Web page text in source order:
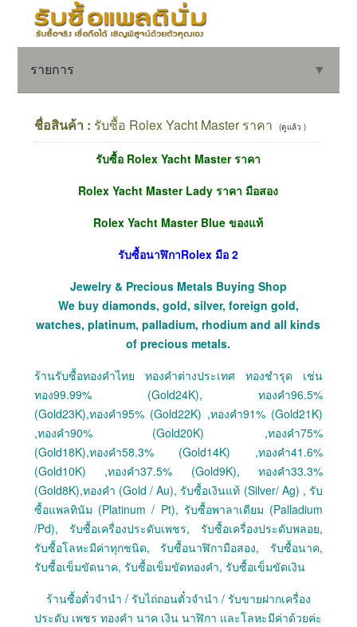
รายการ ▼
ชื่อสินค้า : รับซื้อ Rolex Yacht Master ราคา (ดูแล้ว )
รับซื้อ Rolex Yacht Master ราคา
Rolex Yacht Master Lady ราคา มือสอง
Rolex Yacht Master Blue ของแท้
รับซื้อนาฬิกาRolex มือ 2
Jewelry & Precious Metals Buying Shop
We buy diamonds, gold, silver, foreign gold,
watches, platinum, palladium, rhodium and all kinds
of precious metals.
ร้านรับซื้อทองคำไทย ทองคำต่างประเทศ ทองชำรุด เช่น
ทอง99.99% (Gold24K), ทองคำ96.5%
(Gold23K),ทองคำ95% (Gold22K) ,ทองคำ91% (Gold21K)
,ทองคำ90% (Gold20K) ,ทองคำ75%
(Gold18K),ทองคำ58.3% (Gold14K) ,ทองคำ41.6%
(Gold10K) ,ทองคำ37.5% (Gold9K), ทองคำ33.3%
(Gold8K),ทองคำ (Gold / Au), รับซื้อเงินแท้ (Silver/ Ag) , รับ
ซื้อแพลทินัม (Platinum / Pt), รับซื้อพาลาเดียม (Palladium
/Pd), รับซื้อเครื่องประดับเพชร, รับซื้อเครื่องประดับพลอย,
รับซื้อโลหะมีค่าทุกชนิด, รับซื้อนาฬิกามือสอง, รับซื้อนาค,
รับซื้อเข็มขัดนาค, รับซื้อเข็มขัดทองคำ, รับซื้อเข็มขัดเงิน
ร้านซื้อตั๋วจำนำ / รับไถ่ถอนตั๋วจำนำ / รับขายฝากเครื่อง
ประดับ เพชร ทองคำ นาค เงิน นาฬิกา และโลหะมีค่าด้วยค่ะ